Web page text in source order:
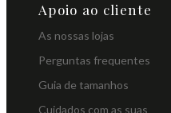
Apoio ao cliente
As nossas lojas
Perguntas frequentes
Guia de tamanhos
Cuidados com as suas